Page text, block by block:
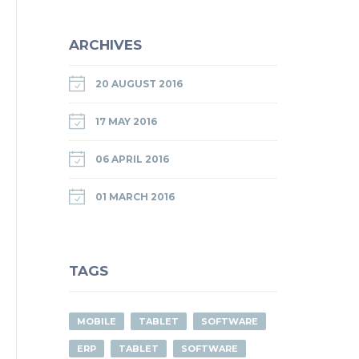
ARCHIVES
20 AUGUST 2016
17 MAY 2016
06 APRIL 2016
01 MARCH 2016
TAGS
MOBILE TABLET SOFTWARE
ERP TABLET SOFTWARE